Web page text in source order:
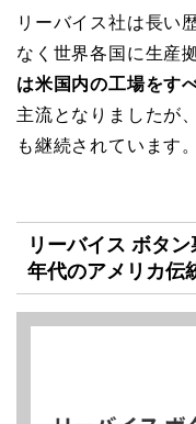
リーバイス社は長い
なく世界各国に生産
は米国内の工場をす
主流となりましたが
も継続されています。
リーバイス ボタ
年代のアメリカ伝